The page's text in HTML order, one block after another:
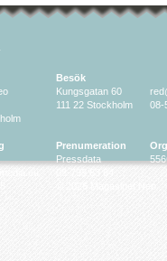
Besök
Kungsgatan 60
111 22 Stockholm
Prenumeration
Pressdata
08-